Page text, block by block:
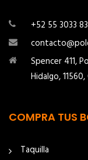
+52 55 3033
Spencer 411,
Hidalgo,
COMPRA TUS
Taquilla